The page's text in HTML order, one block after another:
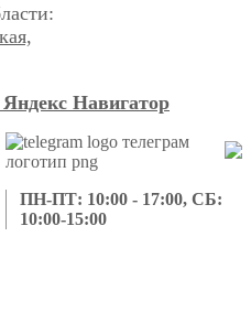
Навигатор
ПН-ПТ: 10:00 - 17:00, СБ:
10:00-15:00